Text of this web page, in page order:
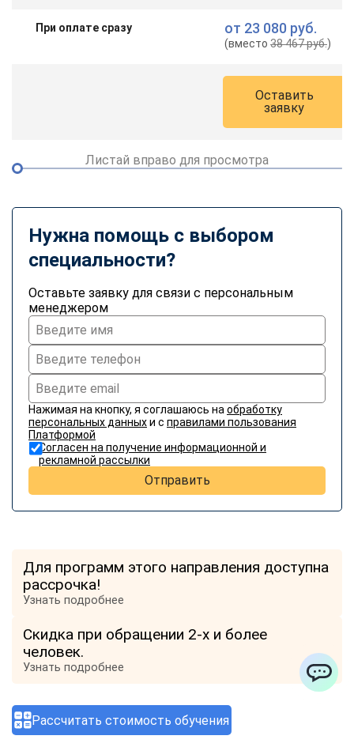
Рассчитать стоимость обучения
При оплате сразу от 23 080 руб.
(вместо38 467 руб.)
Оставить
заявку
Листай вправо для просмотра
Нужна помощь с выбором
специальности?
Оставьте заявку для связи с персональным
менеджером
Нажимая на кнопку, я соглашаюсь на обработку
персональных данныхи с правилами пользования
Платформой
Согласен на получение информационной и
рекламной рассылки
Отправить
Для программ этого направления доступна
рассрочка!
Узнать подробнее
Скидка при обращении 2-х и более
человек.
Узнать подробнее
Отзывы о компании
ChatApp
Telegram WhatsApp
Vkontakte EMail
Max